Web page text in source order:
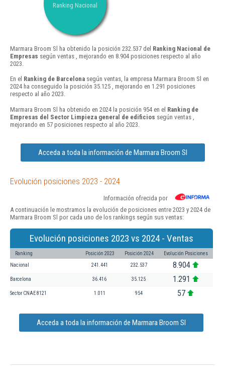
Ranking Nacional
Marmara Broom Sl ha obtenido la posición 232.537 del Ranking Nacional de
Empresas según ventas , mejorando en 8.904 posiciones respecto al año
2023.
En el Ranking de Barcelona según ventas, la empresa Marmara Broom Sl en
2024 ha conseguido la posición 35.125 , mejorando en 1.291 posiciones
respecto al año 2023.
Marmara Broom Sl ha obtenido en 2024 la posición 954 en el Ranking de
Empresas del Sector Limpieza general de edificios según ventas ,
mejorando en 57 posiciones respecto al año 2023.
Acceda a toda la información de Marmara Broom Sl
Evolución posiciones 2023 - 2024
Información ofrecida por
A continuación le mostramos la evolución de posiciones entre 2023 y 2024 de
Marmara Broom Sl por cada uno de los rankings según sus ventas:
Evolución posiciones 2023 vs 2024 - Ventas
Ranking Posición 2023 Posición 2024 Evolución Posiciones
Nacional 241.441 232.537 8.904
Barcelona 36.416 35.125 1.291
Sector CNAE 8121 1.011 954 57
Acceda a toda la información de Marmara Broom Sl